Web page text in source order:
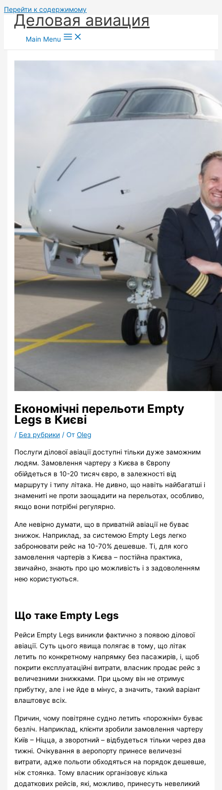
Перейти к содержимому
Деловая авиация
Main Menu
Економічні перельоти Empty
Legs в Києві
/ Без рубрики / ОтOleg
Послуги ділової авіації доступні тільки дуже заможним
людям. Замовлення чартеру з Києва в Європу
обійдеться в 10-20 тисяч євро, в залежності від
маршруту і типу літака. Не дивно, що навіть найбагатші і
знамениті не проти заощадити на перельотах, особливо,
якщо вони потрібні регулярно.
Але невірно думати, що в приватній авіації не буває
знижок. Наприклад, за системою Empty Legs легко
забронювати рейс на 10-70% дешевше. Ті, для кого
замовлення чартерів з Києва – постійна практика,
звичайно, знають про цю можливість і з задоволенням
нею користуються.
Що таке Empty Legs
Рейси Empty Legs виникли фактично з появою ділової
авіації. Суть цього явища полягає в тому, що літак
летить по конкретному напрямку без пасажирів, і, щоб
покрити експлуатаційні витрати, власник продає рейс з
величезними знижками. При цьому він не отримує
прибутку, але і не йде в мінус, а значить, такий варіант
влаштовує всіх.
Причин, чому повітряне судно летить «порожнім» буває
безліч. Наприклад, клієнти зробили замовлення чартеру
Київ – Ніцца, а зворотний – відбудеться тільки через два
тижні. Очікування в аеропорту принесе величезні
витрати, адже польоти обходяться на порядок дешевше,
ніж стоянка. Тому власник організовує кілька
додаткових рейсів, які, можливо, принесуть невеликий